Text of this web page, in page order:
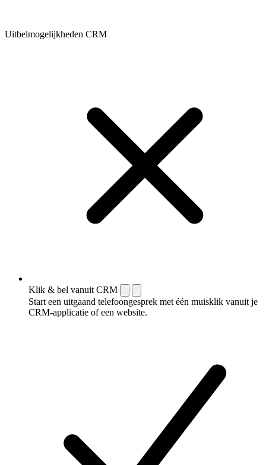
Uitbelmogelijkheden CRM
Klik & bel vanuit CRM
Start een uitgaand telefoongesprek met één muisklik vanuit je
CRM-applicatie of een website.